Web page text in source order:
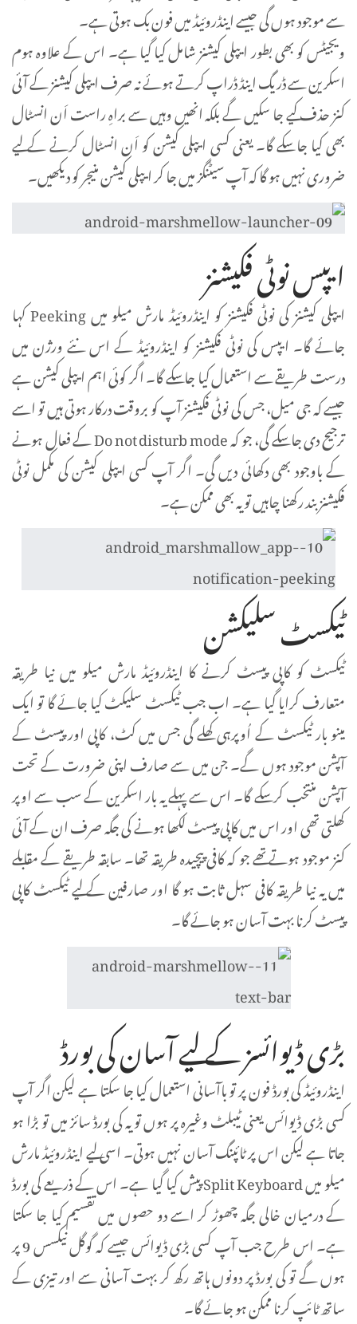
سے موجود ہوں گی جیسے اینڈروئیڈ میں فون بک ہوتی ہے۔
ویجیٹس کو بھی بطور ایپلی کیشنز شامل کیا گیا ہے۔ اس کے علاوہ ہوم
اسکرین سے ڈریگ اینڈ ڈراپ کرتے ہوئے نہ صرف ایپلی کیشنز کے آئی
کنز حذف کیے جا سکیں گے بلکہ انھیں وہیں سے براہِ راست اَن انسٹال
بھی کیا جا سکے گا۔ یعنی کسی ایپلی کیشن کو اَن انسٹال کرنے کے لیے
ضروری نہیں ہو گا کہ آپ سیٹنگز میں جا کر ایپلی کیشن منیجر کو دیکھیں۔
ایپس نوٹی فکیشنز
ایپلی کیشنز کی نوٹی فکیشنز کو اینڈروئیڈ مارش میلو میں Peeking کہا
جائے گا۔ ایپس کی نوٹی فکیشنز کو اینڈروئیڈ کے اس نئے ورژن میں
درست طریقے سے استعمال کیا جا سکے گا۔ اگر کوئی اہم ایپلی کیشن ہے
جیسے کہ جی میل، جس کی نوٹی فکیشنز آپ کو بروقت درکار ہوتی ہیں تو اسے
ترجیح دی جا سکے گی، جو کہ Do not disturb mode کے فعال ہونے
کے باوجود بھی دکھائی دیں گی۔ اگر آپ کسی ایپلی کیشن کی مکمل نوٹی
فکیشنز بند رکھنا چاہیں تو یہ بھی ممکن ہے۔
ٹیکسٹ سلیکشن
ٹیکسٹ کو کاپی پیسٹ کرنے کا اینڈروئیڈ مارش میلو میں نیا طریقہ
متعارف کرایا گیا ہے۔ اب جب ٹیکسٹ سلیکٹ کیا جائے گا تو ایک
مینو بار ٹیکسٹ کے اُوپرہی کھلے گی جس میں کٹ، کاپی اور پیسٹ کے
آپشن موجود ہوں گے۔ جن میں سے صارف اپنی ضرورت کے تحت
آپشن منتخب کر سکے گا۔ اس سے پہلے یہ بار اسکرین کے سب سے اوپر
کھلتی تھی اور اس میں کاپی پیسٹ لکھا ہونے کی جگہ صرف ان کے آئی
کنز موجود ہوتے تھے جو کہ کافی پیچیدہ طریقہ تھا۔ سابقہ طریقے کے مقابلے
میں یہ نیا طریقہ کافی سہل ثابت ہو گا اور صارفین کے لیے ٹیکسٹ کاپی
پیسٹ کرنا بہت آسان ہو جائے گا۔
بڑی ڈیوائسز کے لیے آسان کی بورڈ
اینڈروئیڈ کی بورڈ فون پر تو باآسانی استعمال کیا جا سکتا ہے لیکن اگر آپ
کسی بڑی ڈیوائس یعنی ٹیبلٹ وغیرہ پر ہوں تو یہ کی بورڈ سائز میں تو بڑا ہو
جاتا ہے لیکن اس پر ٹائپنگ آسان نہیں ہوتی۔ اسی لیے اینڈروئیڈ مارش
میلو میں Split Keyboard پیش کیا گیا ہے۔ اس کے ذریعے کی بورڈ
کے درمیان خالی جگہ چھوڑ کر اسے دو حصوں میں تقسیم کیا جا سکتا
ہے۔ اس طرح جب آپ کسی بڑی ڈیوائس جیسے کہ گوگل نیکسس 9 پر
ہوں گے تو کی بورڈ پر دونوں ہاتھ رکھ کر بہت آسانی سے اور تیزی کے
ساتھ ٹائپ کرنا ممکن ہو جائے گا۔